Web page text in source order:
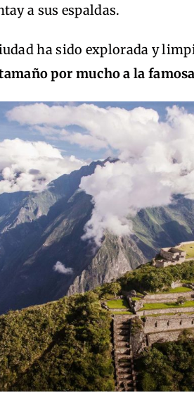
a sus espaldas.
ha sido explorada y
por mucho a la